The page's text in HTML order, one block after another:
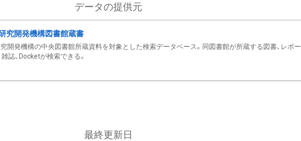
データの提供元
究開発機構図書館蔵書
開発機構の中央図書館所蔵資料を対象とした検索データベース。同図書館が所蔵する図書、レポー
雑誌、Docketが検索できる。
最終更新日